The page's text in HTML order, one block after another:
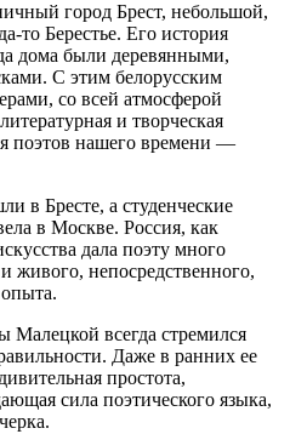
город Брест, небольшой,
то Берестье. Его история
дома были деревянными,
С этим белорусским
со всей атмосферой
и творческая
поэтов нашего времени —
в Бресте, а студенческие
в Москве. Россия, как
дала поэту много
живого, непосредственного,
всегда стремился
Даже в ранних ее
простота,
сила поэтического языка,